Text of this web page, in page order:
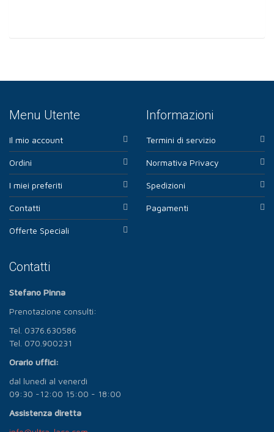
Menu Utente
Il mio account
Ordini
I miei preferiti
Contatti
Offerte Speciali
Informazioni
Termini di servizio
Normativa Privacy
Spedizioni
Pagamenti
Contatti
Stefano Pinna
Prenotazione consulti:
Tel. 0376.630586
Tel. 070.900231
Orario uffici:
dal lunedì al venerdì
09:30 -12:00 15:00 - 18:00
Assistenza diretta